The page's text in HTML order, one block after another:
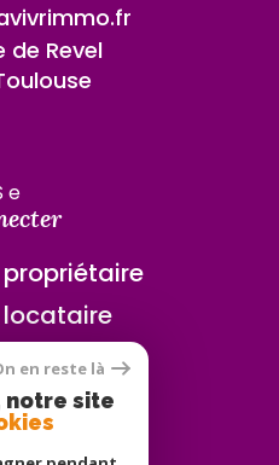
de Revel
se
en reste là
notre site